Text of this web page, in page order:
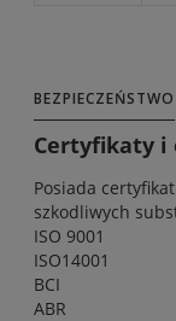
BEZPIECZEŃSTWO
Certyfikaty i
Posiada
szkodliwych
ISO 9001
ISO14001
BCI
ABR